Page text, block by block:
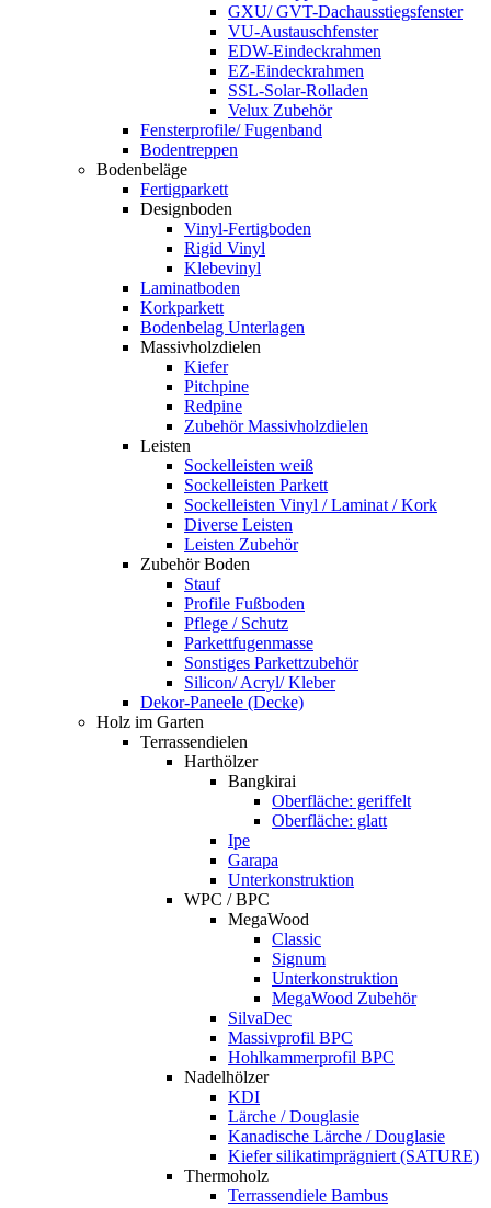
GXU/ GVT-Dachausstiegsfenster
VU-Austauschfenster
EDW-Eindeckrahmen
EZ-Eindeckrahmen
SSL-Solar-Rolladen
Velux Zubehör
Fensterprofile/ Fugenband
Bodentreppen
Bodenbeläge
Fertigparkett
Designboden
Vinyl-Fertigboden
Rigid Vinyl
Klebevinyl
Laminatboden
Korkparkett
Bodenbelag Unterlagen
Massivholzdielen
Kiefer
Pitchpine
Redpine
Zubehör Massivholzdielen
Leisten
Sockelleisten weiß
Sockelleisten Parkett
Sockelleisten Vinyl / Laminat / Kork
Diverse Leisten
Leisten Zubehör
Zubehör Boden
Stauf
Profile Fußboden
Pflege / Schutz
Parkettfugenmasse
Sonstiges Parkettzubehör
Silicon/ Acryl/ Kleber
Dekor-Paneele (Decke)
Holz im Garten
Terrassendielen
Harthölzer
Bangkirai
Oberfläche: geriffelt
Oberfläche: glatt
Ipe
Garapa
Unterkonstruktion
WPC / BPC
MegaWood
Classic
Signum
Unterkonstruktion
MegaWood Zubehör
SilvaDec
Massivprofil BPC
Hohlkammerprofil BPC
Nadelhölzer
KDI
Lärche / Douglasie
Kanadische Lärche / Douglasie
Kiefer silikatimprägniert (SATURE)
Thermoholz
Terrassendiele Bambus